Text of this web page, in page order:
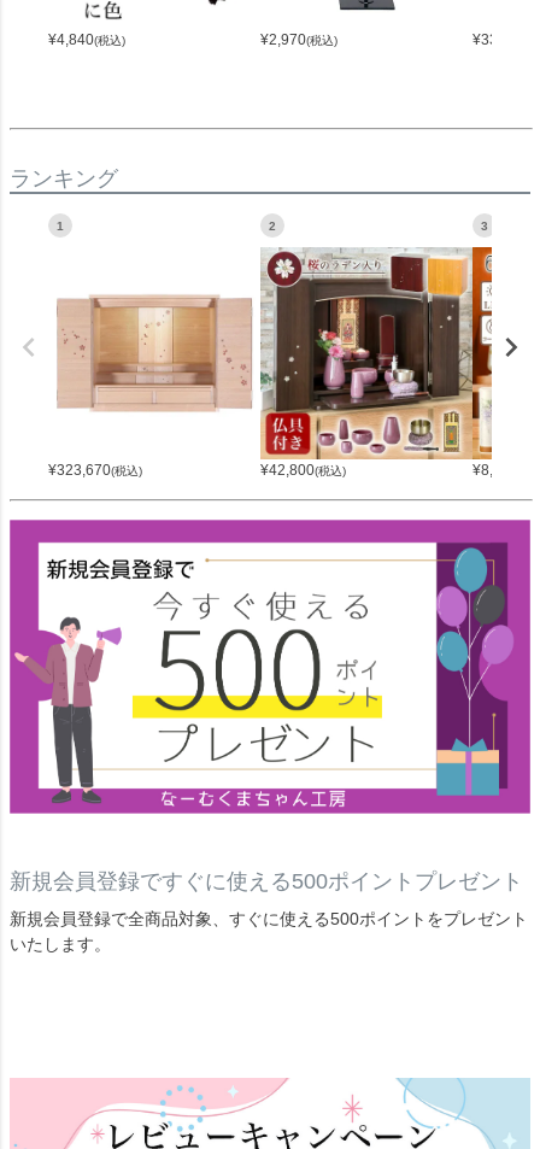
¥4,840(税込) ¥2,970(税込) ¥33,000
ランキング
1
¥323,670(税込)
2
¥42,800(税込)
3
¥8,800
新規会員登録ですぐに使える500ポイントプレゼント
新規会員登録で全商品対象、すぐに使える500ポイントをプレゼント
いたします。